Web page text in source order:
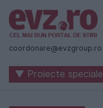
Știri
naționale
internaționale
coordonare@evzgroup.ro
▼ Proiecte speciale